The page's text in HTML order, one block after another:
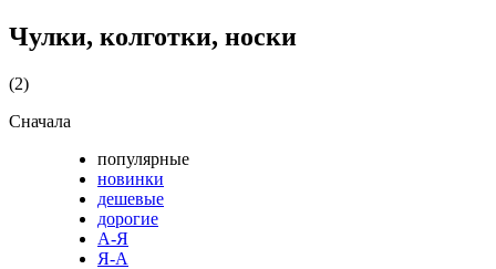
Чулки, колготки, носки
(2)
Сначала
популярные
новинки
дешевые
дорогие
А-Я
Я-А